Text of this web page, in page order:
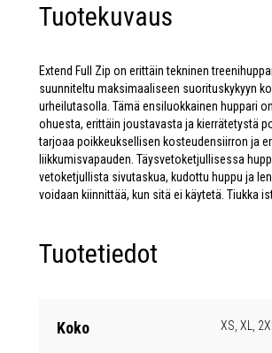
Tuotekuvaus
Extend Full Zip on erittäin tekninen
suunniteltu maksimaaliseen suorituskykyyn
urheilutasolla. Tämä ensiluokkainen huppari
ohuesta, erittäin joustavasta ja kierrätetystä
tarjoaa poikkeuksellisen kosteudensiirron ja
liikkumisvapauden. Täysvetoketjullisessa
vetoketjullista sivutaskua, kudottu huppu ja
voidaan kiinnittää, kun sitä ei käytetä. Tiukka
Tuotetiedot
Koko XS, XL,